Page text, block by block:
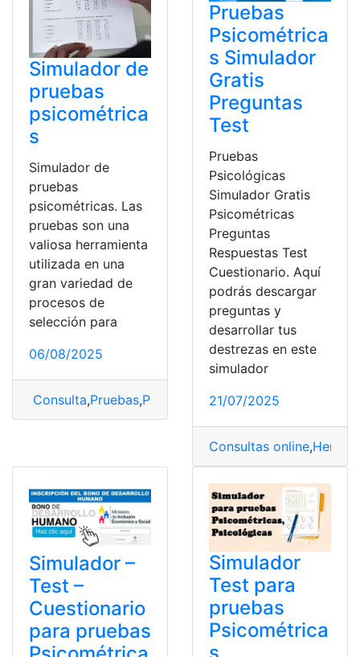
Simulador de
pruebas
psicométrica
s
Simulador de
pruebas
psicométricas. Las
pruebas son una
valiosa herramienta
utilizada en una
gran variedad de
procesos de
selección para
06/08/2025
Consulta,Pruebas,Pruebas Psicométricas
Pruebas
Psicométrica
s Simulador
Gratis
Preguntas
Test
Pruebas
Psicológicas
Simulador Gratis
Psicométricas
Preguntas
Respuestas Test
Cuestionario. Aquí
podrás descargar
preguntas y
desarrollar tus
destrezas en este
simulador
21/07/2025
Consultas online,
Simulador –
Test –
Cuestionario
para pruebas
Simulador
Test para
pruebas
Psicométrica
s,